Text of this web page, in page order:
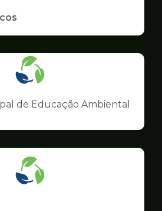
Ilustração
pagina
Meio
de Educação Ambiental
Ilustração